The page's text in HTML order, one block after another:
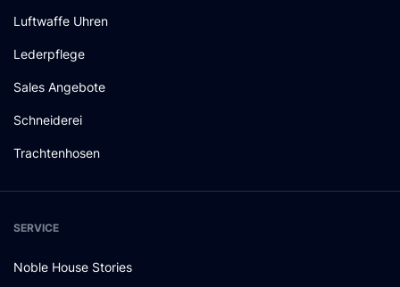
Luftwaffe Uhren
Lederpflege
Sales Angebote
Schneiderei
Trachtenhosen
SERVICE
Noble House Stories